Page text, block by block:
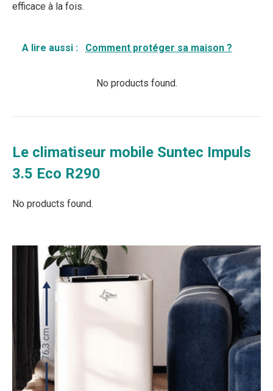
efficace à la fois.
A lire aussi : Comment protéger sa maison ?
No products found.
Le climatiseur mobile Suntec Impuls
3.5 Eco R290
No products found.